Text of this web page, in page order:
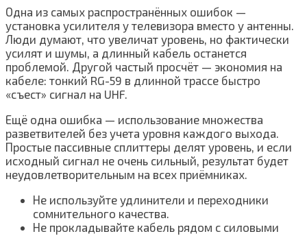
Одна из самых распространённых ошибок —
установка усилителя у телевизора вместо у антенны.
Люди думают, что увеличат уровень, но фактически
усилят и шумы, а длинный кабель останется
проблемой. Другой частый просчёт — экономия на
кабеле: тонкий RG-59 в длинной трассе быстро
«съест» сигнал на UHF.
Ещё одна ошибка — использование множества
разветвителей без учета уровня каждого выхода.
Простые пассивные сплиттеры делят уровень, и если
исходный сигнал не очень сильный, результат будет
неудовлетворительным на всех приёмниках.
Не используйте удлинители и переходники
сомнительного качества.
Не прокладывайте кабель рядом с силовыми